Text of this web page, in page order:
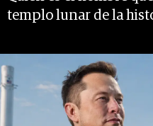
templo lunar de la